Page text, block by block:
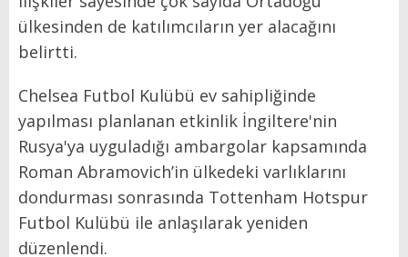
ülkesinden de katılımcıların yer alacağını
belirtti.
Chelsea Futbol Kulübü ev sahipliğinde
yapılması planlanan etkinlik İngiltere'nin
Rusya'ya uyguladığı ambargolar kapsamında
Roman Abramovich’in ülkedeki varlıklarını
dondurması sonrasında Tottenham Hotspur
Futbol Kulübü ile anlaşılarak yeniden
düzenlendi.